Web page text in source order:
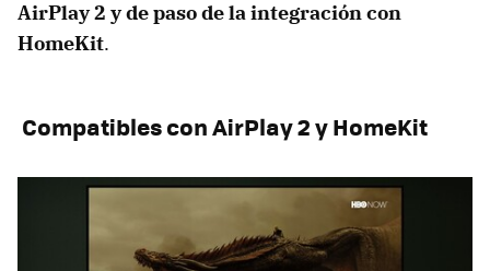
AirPlay 2 y de paso de la integración con
HomeKit.
Compatibles con AirPlay 2 y HomeKit